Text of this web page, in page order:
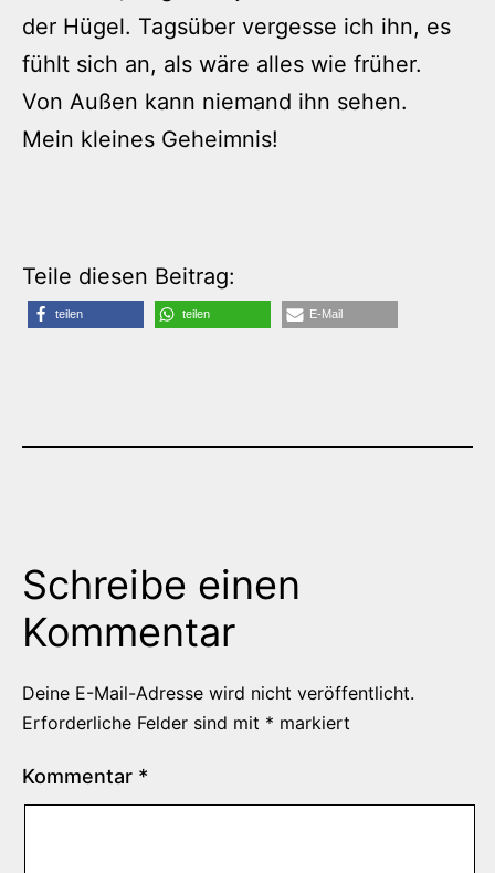
der Hügel. Tagsüber vergesse ich ihn, es
fühlt sich an, als wäre alles wie früher.
Von Außen kann niemand ihn sehen.
Mein kleines Geheimnis!
Teile diesen Beitrag:
teilen teilen E-Mail
Schreibe einen
Kommentar
Deine E-Mail-Adresse wird nicht veröffentlicht.
Erforderliche Felder sind mit * markiert
Kommentar *